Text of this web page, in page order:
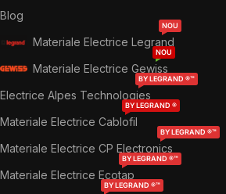
Blog
Materiale Electrice Legrand
NOU
Materiale Electrice Gewiss
NOU
Electrice Alpes Technologies
BY LEGRAND ®™
Materiale Electrice Cablofil
BY LEGRAND ®
Materiale Electrice CP Electronics
BY LEGRAND ®™
Materiale Electrice Ecotap
BY LEGRAND ®™
BY LEGRAND ®™